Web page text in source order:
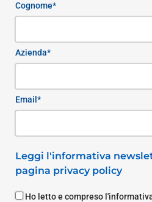
Cognome*
Azienda*
Email*
Leggi l'informativa
pagina privacy policy
Ho letto e compreso